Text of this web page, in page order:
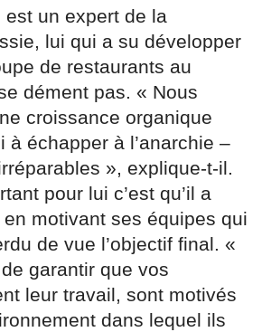
est un expert de la
lui qui a su développer
de restaurants au
dément pas. « Nous
croissance organique
à échapper à l’anarchie –
», explique-t-il.
pour lui c’est qu’il a
motivant ses équipes qui
de vue l’objectif final. «
garantir que vos
leur travail, sont motivés
dans lequel ils